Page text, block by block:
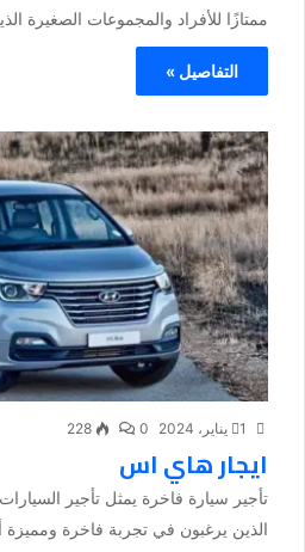
ممتازًا للأفراد والمجموعات الصغيرة
التفاصيل »
1 يناير، 2024 0
228
ايجار هاي اس
تأجير سيارة فاخرة يمثل تأجير السيارات
الذين يرغبون في تجربة فاخرة ومميزة